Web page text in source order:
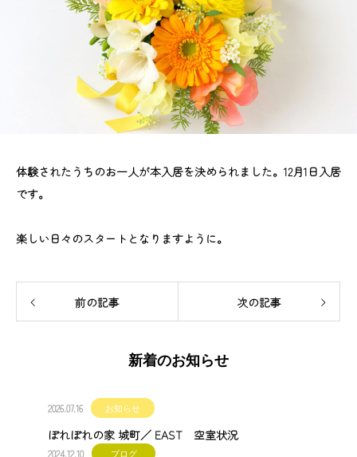
体験されたうちのお一人が本入居を決められました。12月1日入居
です。
楽しい日々のスタートとなりますように。
前の記事 次の記事
新着のお知らせ
2026.07.16 お知らせ
ぽれぽれの家 城町／ EAST 空室状況
2024.12.10 ブログ